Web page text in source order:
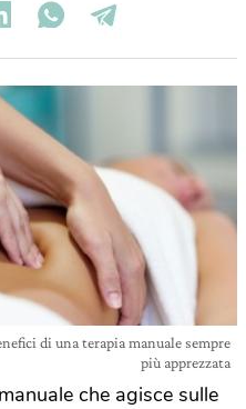
di una terapia manuale sempre
più apprezzata
che agisce sulle